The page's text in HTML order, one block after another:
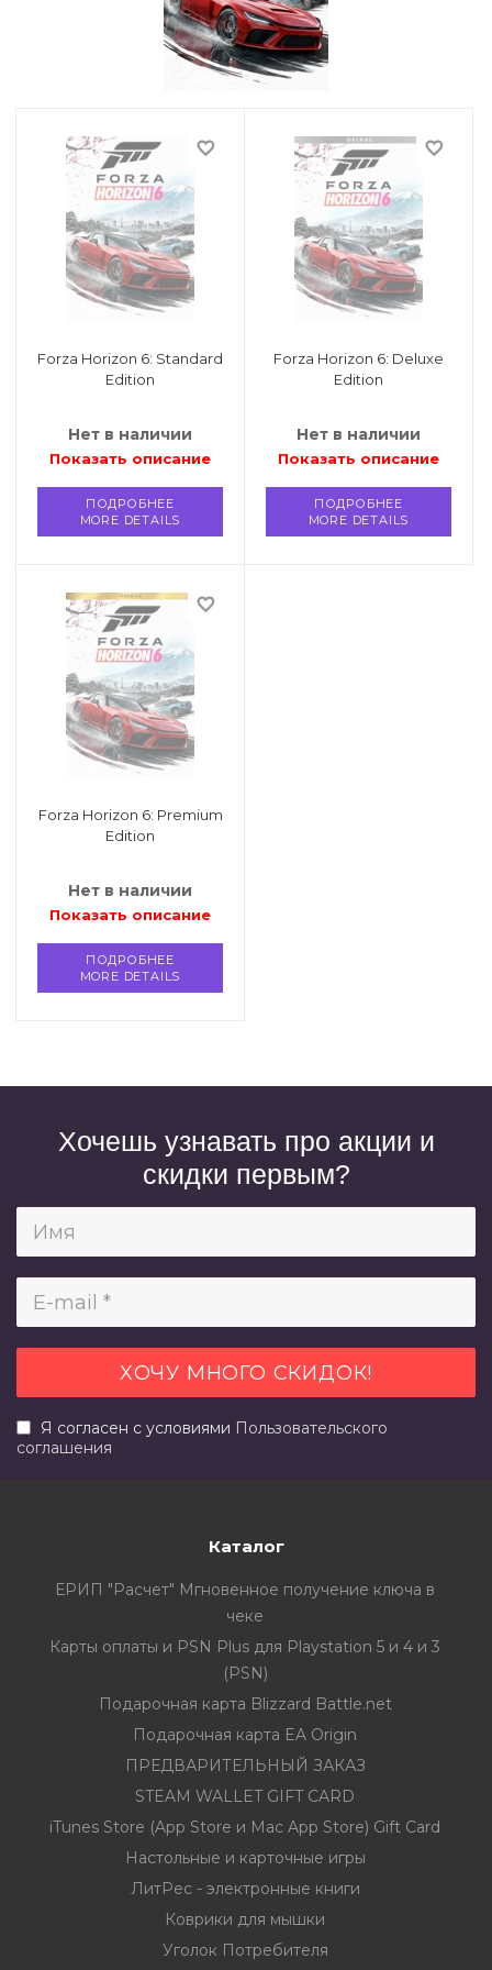
favorite_border
Forza Horizon 6: Standard
Edition
Нет в наличии
Показать описание
ПОДРОБНЕЕ
MORE DETAILS
favorite_border
Forza Horizon 6: Deluxe
Edition
Нет в наличии
Показать описание
ПОДРОБНЕЕ
MORE DETAILS
favorite_border
Forza Horizon 6: Premium
Edition
Нет в наличии
Показать описание
ПОДРОБНЕЕ
MORE DETAILS
Хочешь узнавать про акции и
скидки первым?
Я согласен с условиями Пользовательского
соглашения
Каталог
ЕРИП "Расчет" Мгновенное получение ключа в
чеке
Карты оплаты и PSN Plus для Playstation 5 и 4 и 3
(PSN)
Подарочная карта Blizzard Battle.net
Подарочная карта EA Origin
ПРЕДВАРИТЕЛЬНЫЙ ЗАКАЗ
STEAM WALLET GIFT CARD
iTunes Store (App Store и Mac App Store) Gift Card
Настольные и карточные игры
ЛитРес - электронные книги
Коврики для мышки
Уголок Потребителя